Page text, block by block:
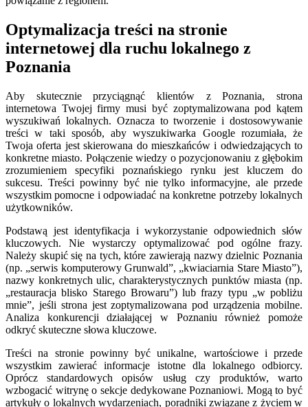
Optymalizacja treści na stronie
internetowej dla ruchu lokalnego z
Poznania
Aby skutecznie przyciągnąć klientów z Poznania, strona
internetowa Twojej firmy musi być zoptymalizowana pod kątem
wyszukiwań lokalnych. Oznacza to tworzenie i dostosowywanie
treści w taki sposób, aby wyszukiwarka Google rozumiała, że
Twoja oferta jest skierowana do mieszkańców i odwiedzających to
konkretne miasto. Połączenie wiedzy o pozycjonowaniu z głębokim
zrozumieniem specyfiki poznańskiego rynku jest kluczem do
sukcesu. Treści powinny być nie tylko informacyjne, ale przede
wszystkim pomocne i odpowiadać na konkretne potrzeby lokalnych
użytkowników.
Podstawą jest identyfikacja i wykorzystanie odpowiednich słów
kluczowych. Nie wystarczy optymalizować pod ogólne frazy.
Należy skupić się na tych, które zawierają nazwy dzielnic Poznania
(np. „serwis komputerowy Grunwald”, „kwiaciarnia Stare Miasto”),
nazwy konkretnych ulic, charakterystycznych punktów miasta (np.
„restauracja blisko Starego Browaru”) lub frazy typu „w pobliżu
mnie”, jeśli strona jest zoptymalizowana pod urządzenia mobilne.
Analiza konkurencji działającej w Poznaniu również pomoże
odkryć skuteczne słowa kluczowe.
Treści na stronie powinny być unikalne, wartościowe i przede
wszystkim zawierać informacje istotne dla lokalnego odbiorcy.
Oprócz standardowych opisów usług czy produktów, warto
wzbogacić witrynę o sekcje dedykowane Poznaniowi. Mogą to być
artykuły o lokalnych wydarzeniach, poradniki związane z życiem w